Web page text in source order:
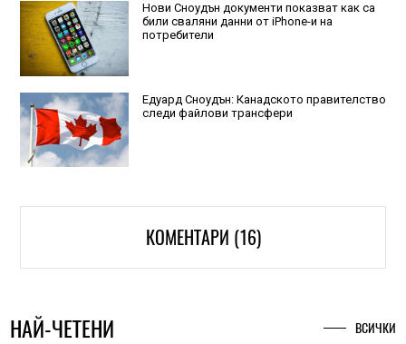
Нови Сноудън документи показват как са
били сваляни данни от iPhone-и на
потребители
Едуард Сноудън: Канадското правителство
следи файлови трансфери
КОМЕНТАРИ (16)
НАЙ-ЧЕТЕНИ ВСИЧКИ